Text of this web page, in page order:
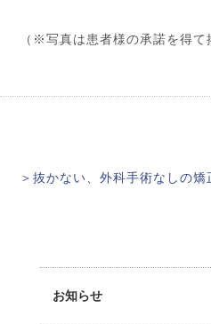
（※写真は患者様の承諾を得て
＞抜かない、外科手術なしの矯
お知らせ